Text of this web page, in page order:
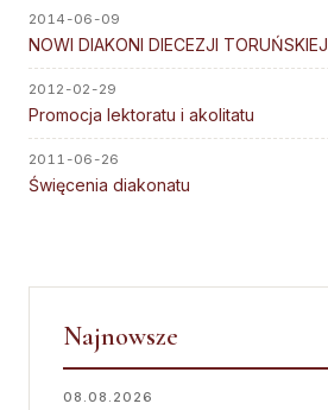
KURIA
Kuria Diecezjalna
Wydziały
Wydawnictwo
CENTRUM MEDIALNE
Biuro
Współpraca
Franciszkański Zakon
Skauci Króla
Bractwo św. Józefa
2014-06-09
NOWI DIAKONI DIECEZJI TORUŃSKIEJ
2012-02-29
Promocja lektoratu i akolitatu
2011-06-26
Święcenia diakonatu
Najnowsze
08.08.2026